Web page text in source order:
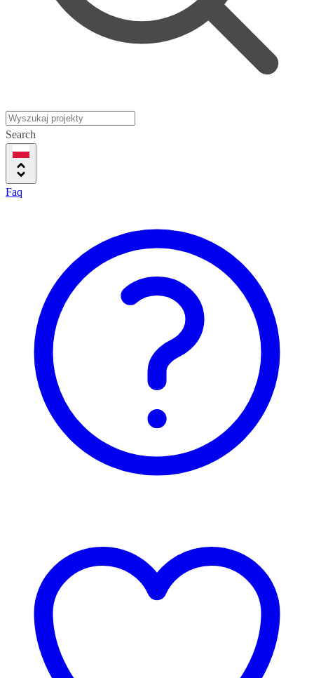
Search
Faq